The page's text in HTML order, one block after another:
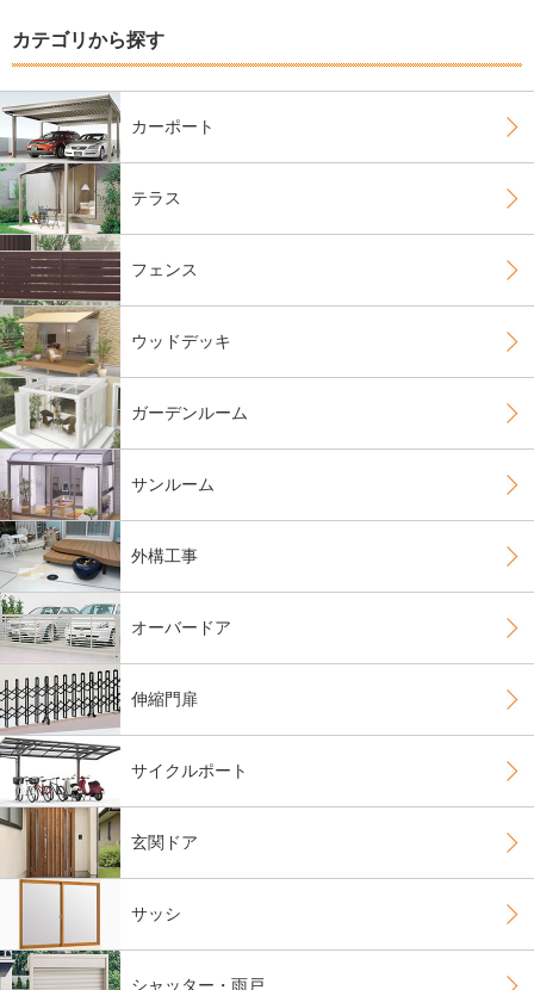
カテゴリから探す
カーポート
テラス
フェンス
ウッドデッキ
ガーデンルーム
サンルーム
外構工事
オーバードア
伸縮門扉
サイクルポート
玄関ドア
サッシ
シャッター・雨戸